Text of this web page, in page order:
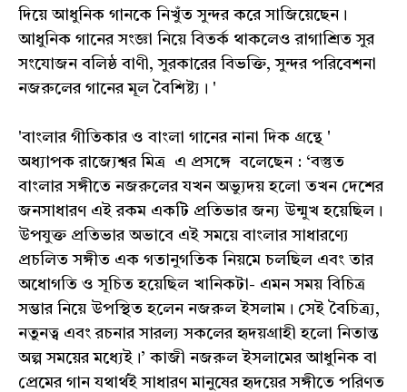
দিয়ে আধুনিক গানকে নিখুঁত সুন্দর করে সাজিয়েছেন।
আধুনিক গানের সংজ্ঞা নিয়ে বিতর্ক থাকলেও রাগাশ্রিত সুর
সংযোজন বলিষ্ঠ বাণী, সুরকারের বিভক্তি, সুন্দর পরিবেশনা
নজরুলের গানের মূল বৈশিষ্ট্য। '
'বাংলার গীতিকার ও বাংলা গানের নানা দিক গ্রন্থে '
অধ্যাপক রাজ্যেশ্বর মিত্র এ প্রসঙ্গে বলেছেন : ‘বস্তুত
বাংলার সঙ্গীতে নজরুলের যখন অভ্যুদয় হলো তখন দেশের
জনসাধারণ এই রকম একটি প্রতিভার জন্য উন্মুখ হয়েছিল।
উপযুক্ত প্রতিভার অভাবে এই সময়ে বাংলার সাধারণ্যে
প্রচলিত সঙ্গীত এক গতানুগতিক নিয়মে চলছিল এবং তার
অধোগতি ও সূচিত হয়েছিল খানিকটা- এমন সময় বিচিত্র
সম্ভার নিয়ে উপস্থিত হলেন নজরুল ইসলাম। সেই বৈচিত্র্য,
নতুনত্ব এবং রচনার সারল্য সকলের হৃদয়গ্রাহী হলো নিতান্ত
অল্প সময়ের মধ্যেই।’ কাজী নজরুল ইসলামের আধুনিক বা
প্রেমের গান যথার্থই সাধারণ মানুষের হৃদয়ের সঙ্গীতে পরিণত